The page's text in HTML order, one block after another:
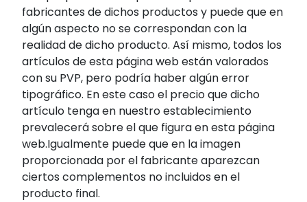
fabricantes de dichos productos y puede que en
algún aspecto no se correspondan con la
realidad de dicho producto. Así mismo, todos los
artículos de esta página web están valorados
con su PVP, pero podría haber algún error
tipográfico. En este caso el precio que dicho
artículo tenga en nuestro establecimiento
prevalecerá sobre el que figura en esta página
web.Igualmente puede que en la imagen
proporcionada por el fabricante aparezcan
ciertos complementos no incluidos en el
producto final.